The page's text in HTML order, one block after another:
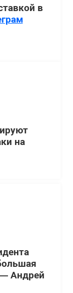
в
на
— Андрей